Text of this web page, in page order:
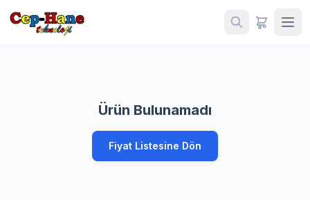
Ürün Bulunamadı
Fiyat Listesine Dön